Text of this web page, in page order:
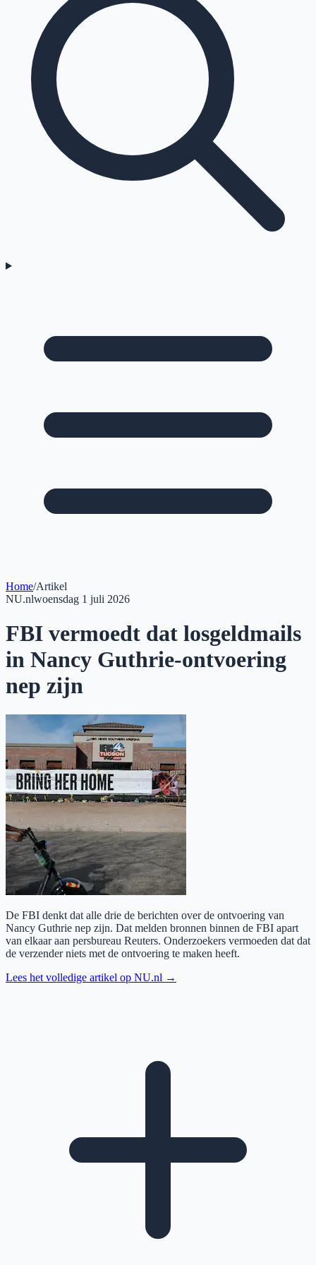
Home/Artikel
NU.nlwoensdag 1 juli 2026
FBI vermoedt dat losgeldmails
in Nancy Guthrie-ontvoering
nep zijn
De FBI denkt dat alle drie de berichten over de ontvoering van
Nancy Guthrie nep zijn. Dat melden bronnen binnen de FBI apart
van elkaar aan persbureau Reuters. Onderzoekers vermoeden dat dat
de verzender niets met de ontvoering te maken heeft.
Lees het volledige artikel op NU.nl →